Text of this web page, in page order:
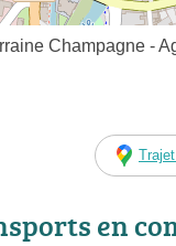
Champagne -
en